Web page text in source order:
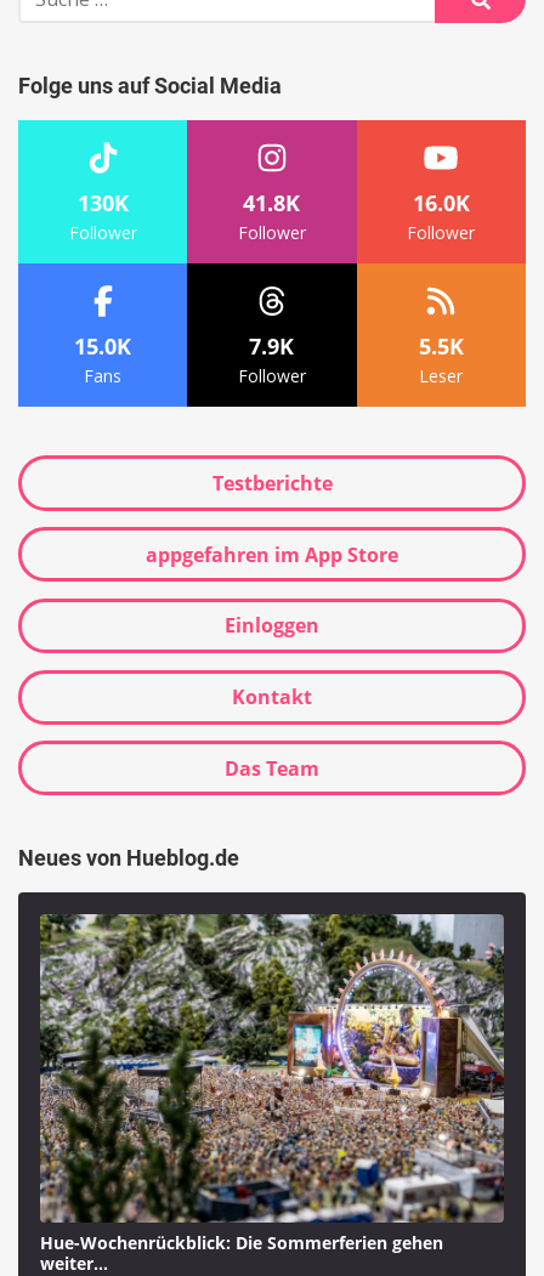
nach:
Suche
Folge uns auf Social Media
130K
Follower
41.8K
Follower
16.0K
Follower
15.0K
Fans
7.9K
Follower
5.5K
Leser
Testberichte
appgefahren im App Store
Einloggen
Kontakt
Das Team
Neues von Hueblog.de
Hue-Wochenrückblick: Die Sommerferien gehen
weiter…